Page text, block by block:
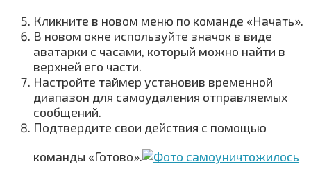
Кликните в новом меню по команде «Начать».
В новом окне используйте значок в виде
аватарки с часами, который можно найти в
верхней его части.
Настройте таймер установив временной
диапазон для самоудаления отправляемых
сообщений.
Подтвердите свои действия с помощью
команды «Готово».